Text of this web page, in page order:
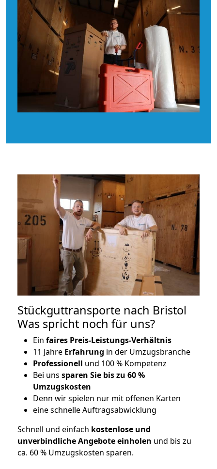
Stückguttransporte nach Bristol
Was spricht noch für uns?
Ein faires Preis-Leistungs-Verhältnis
11 Jahre Erfahrung in der Umzugsbranche
Professionell und 100 % Kompetenz
Bei uns sparen Sie bis zu 60 %
Umzugskosten
Denn wir spielen nur mit offenen Karten
eine schnelle Auftragsabwicklung
Schnell und einfach kostenlose und
unverbindliche Angebote einholen und bis zu
ca. 60 % Umzugskosten sparen.